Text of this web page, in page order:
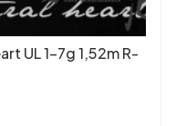
UL 1-7g 1,52m R-